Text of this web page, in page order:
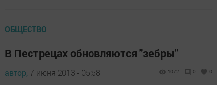
ОБЩЕСТВО
В Пестрецах обновляются "зебры"
автор, 7 июня 2013 - 05:58 1072 0 0